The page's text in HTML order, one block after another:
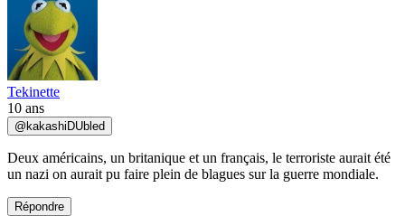
Tekinette
10 ans
@ kakashiDUbled
Deux américains, un britanique et un français, le terroriste aurait été
un nazi on aurait pu faire plein de blagues sur la guerre mondiale.
Répondre